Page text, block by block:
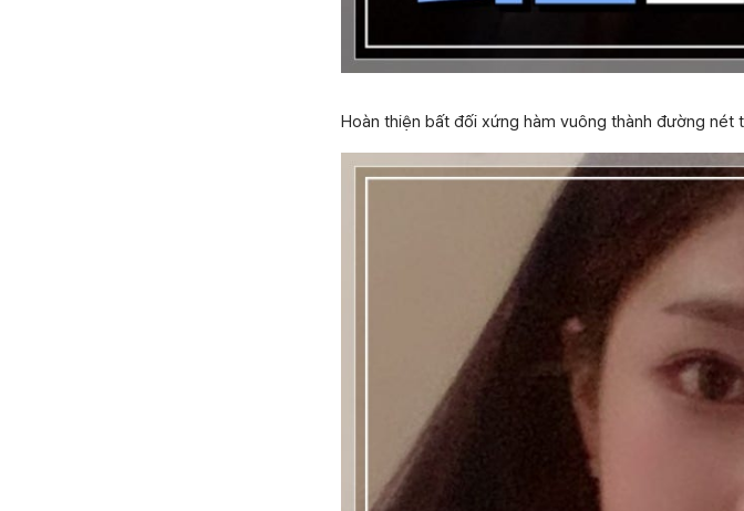
Hoàn thiện bất đối xứng hàm vuông thành đường nét